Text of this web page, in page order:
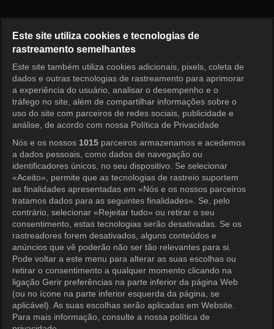
Entrar
Este site utiliza cookies e tecnologias de
rastreamento semelhantes
Este site também utiliza cookies adicionais, pixels, coleta de
dados e outras tecnologias de rastreamento para aprimorar
a experiência do usuário, analisar o desempenho e o
tráfego no site, além de compartilhar informações sobre o
uso do site com parceiros de redes sociais, publicidade e
análise, de acordo com nossa Política de Privacidade
Nós e os nossos 1015 parceiros armazenamos e acedemos
a dados pessoais, como dados de navegação ou
identificadores únicos, no seu dispositivo. Se selecionar
«Aceito», permite que as tecnologias de rastreio suportem
as finalidades apresentadas em «Nós e os nossos parceiros
tratamos dados para as seguintes finalidades». Se, pelo
contrário, selecionar «Rejeitar tudo» ou retirar o seu
consentimento, estas tecnologias serão desativadas. Se os
rastreadores forem desativados, alguns conteúdos e
anúncios que vê poderão não ser tão relevantes para si.
Pode voltar a este menu para alterar as suas escolhas ou
retirar o consentimento a qualquer momento clicando na
ligação Gerir preferências na parte inferior da página Web
(ou no ícone na parte inferior esquerda da página, se
aplicável). As suas escolhas serão aplicadas em Website.
Para mais informação, consulte a nossa política de